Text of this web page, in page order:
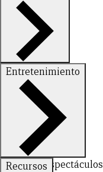
FinanzasOpinión
Entretenimiento
DeportesEspectáculos
Recursos